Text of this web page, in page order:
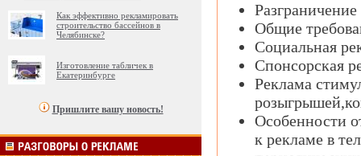
Как эффективно рекламировать
строительство бассейнов в
Челябинске?
Изготовление табличек в
Екатеринбурге
Пришлите вашу новость!
Общие
Социальная
Спонсорская
Реклама
Особенности
к рекламе в